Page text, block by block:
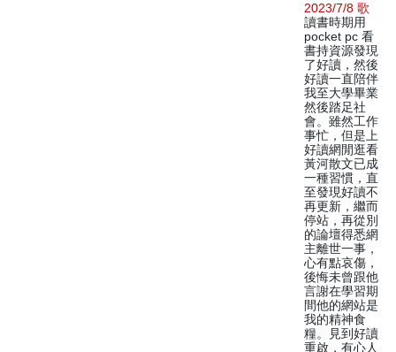
2023/7/8 歌
讀書時期用
pocket pc 看
書持資源發現
了好讀，然後
好讀一直陪伴
我至大學畢業
然後踏足社
會。雖然工作
事忙，但是上
好讀網閒逛看
黃河散文已成
一種習慣，直
至發現好讀不
再更新，繼而
停站，再從別
的論壇得悉網
主離世一事，
心有點哀傷，
後悔未曾跟他
言謝在學習期
間他的網站是
我的精神食
糧。見到好讀
重啟，有心人